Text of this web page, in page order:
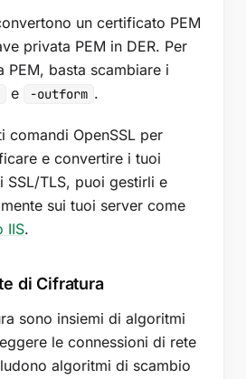
un certificato PEM
privata PEM in DER. Per
PEM, basta scambiare i
e -outform .
comandi OpenSSL per
e convertire i tuoi
TLS, puoi gestirli e
sui tuoi server come
IIS.
di Cifratura
sono insiemi di algoritmi
le connessioni di rete
algoritmi di scambio